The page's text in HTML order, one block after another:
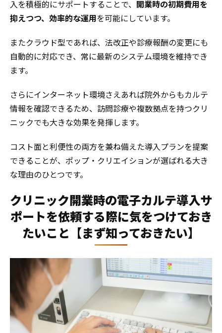
入を積極的にサポートすることで、 開業時の初期費用を
抑えつつ、効率的な運用を可能にしています。
またクラウド型であれば、法改正や診療報酬の変更にも
自動的に対応でき、常に最新のシステム環境を維持でき
ます。
さらにインターネット環境さえあれば院外からもカルテ
情報を確認できるため、訪問診療や複数拠点を持つクリ
ニックでも大きな効果を発揮します。
コスト面と利便性の両方を兼ね備えた導入プランを提案
できることが、ポップ・クリエイションが選ばれる大き
な理由のひとつです。
クリニック開業時の電子カルテ導入サ
ポートを依頼する際に気をつけておき
たいこと【まず知っておきたい】